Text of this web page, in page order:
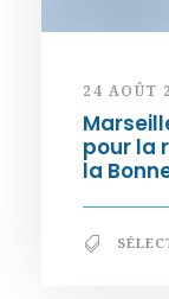
24 AOÛT
pour la
la